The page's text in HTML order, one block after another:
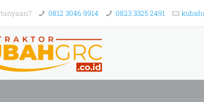
0812 3046 9914 0823 3325 2491